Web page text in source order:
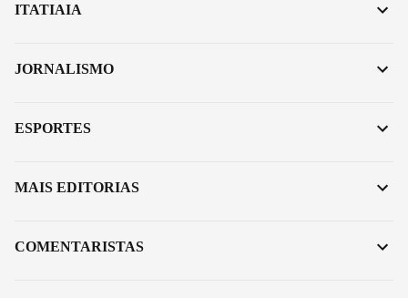
ITATIAIA
JORNALISMO
ESPORTES
MAIS EDITORIAS
COMENTARISTAS